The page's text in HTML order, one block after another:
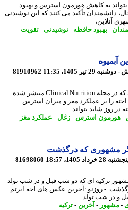
به کاهش هورمون استرس و بهبود
تأکید می کنند که این نوشیدنی
- بهبود حافظه-نوشیدنی-تقویت
81910962
محققان کالج کینگ لندن در پژوهشی که در مجله Clinical Nutrition منتشر شده
را بر عملکرد مغز و میزان استرس
شاید بتواند ...
استرس-زغال -عملکرد مغز-
مشهوری که درگذشت
81698060
ترکیه ای که دو شب قبل و در شب تولد
- روزنو :آخرین عکس های اجه ایرتم
در شب تولد ...
-آخرین- ترکیه